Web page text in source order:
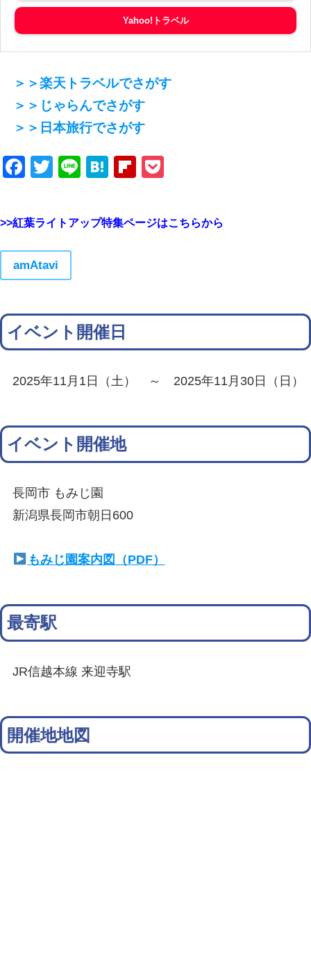
Yahoo!トラベル
＞＞楽天トラベルでさがす
＞＞じゃらんでさがす
＞＞日本旅行でさがす
Facebook
Twitter
LineHatenaFlipboard
>>紅葉ライトアップ特集ページはこちらから
amAtavi
イベント開催日
2025年11月1日（土） ～ 2025年11月30日（日）
イベント開催地
長岡市 もみじ園
新潟県長岡市朝日600
もみじ園案内図（PDF）
最寄駅
JR信越本線 来迎寺駅
開催地地図